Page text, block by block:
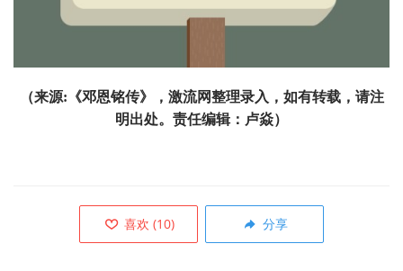
（来源:《邓恩铭传》，激流网整理录入，如有转载，请注
明出处。责任编辑：卢焱）
喜欢 (10) 分享